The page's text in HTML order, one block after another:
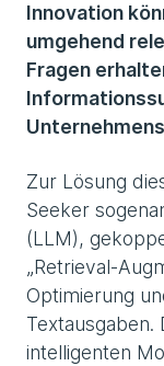
Innovation
umgehend
Fragen
Zur Lösung
Seeker
(LLM),
„Retrieval-
Optimierung
Textausgaben.
intelligenten